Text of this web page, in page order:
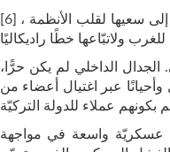
[6] ، عبّر عن الموقف التالي : "لا يمكن اعتبار الحركات الدينيّة كعدوّ، بالنظر إلى سعيها لقلب الأنظمة
الداخلي لم يكن حرًّا،
عبر اغتيال أعضاء من
التسعينات هجمة عسكريّة واسعة في مواجهة